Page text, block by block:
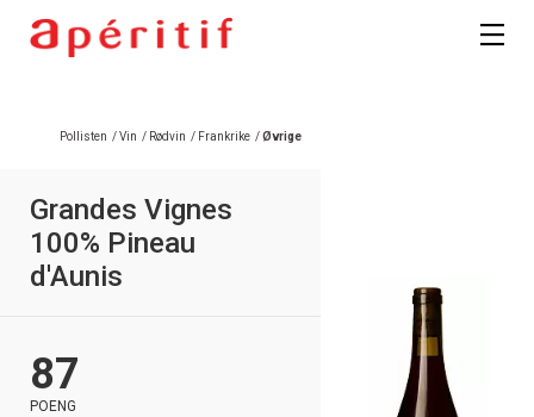
Pollisten /Vin / Rødvin / Frankrike /Øvrige
Grandes Vignes
100% Pineau
d'Aunis
87
POENG